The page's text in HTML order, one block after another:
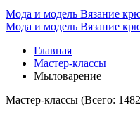
Мода и модель Вязание
Мода и модель Вязание
Главная
Мастер-классы
Мыловарение
Мастер-классы (Всего: 1482